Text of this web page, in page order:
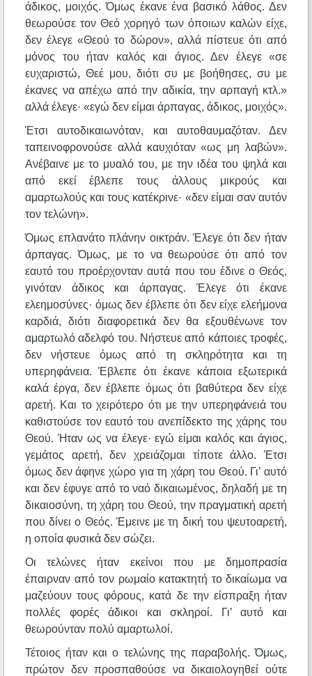
άδικος, μοιχός. Όμως έκανε ένα βασικό λάθος. Δεν
θεωρούσε τον Θεό χορηγό των όποιων καλών είχε,
δεν έλεγε «Θεού το δώρον», αλλά πίστευε ότι από
μόνος του ήταν καλός και άγιος. Δεν έλεγε «σε
ευχαριστώ, Θεέ μου, διότι συ με βοήθησες, συ με
έκανες να απέχω από την αδικία, την αρπαγή κτλ.»
αλλά έλεγε· «εγώ δεν είμαι άρπαγας, άδικος, μοιχός».
Έτσι αυτοδικαιωνόταν, και αυτοθαυμαζόταν. Δεν
ταπεινοφρονούσε αλλά καυχιόταν «ως μη λαβών».
Ανέβαινε με το μυαλό του, με την ιδέα του ψηλά και
από εκεί έβλεπε τους άλλους μικρούς και
αμαρτωλούς και τους κατέκρινε· «δεν είμαι σαν αυτόν
τον τελώνη».
Όμως επλανάτο πλάνην οικτράν. Έλεγε ότι δεν ήταν
άρπαγας. Όμως, με το να θεωρούσε ότι από τον
εαυτό του προέρχονταν αυτά που του έδινε ο Θεός,
γινόταν άδικος και άρπαγας. Έλεγε ότι έκανε
ελεημοσύνες· όμως δεν έβλεπε ότι δεν είχε ελεήμονα
καρδιά, διότι διαφορετικά δεν θα εξουθένωνε τον
αμαρτωλό αδελφό του. Νήστευε από κάποιες τροφές,
δεν νήστευε όμως από τη σκληρότητα και τη
υπερηφάνεια. Έβλεπε ότι έκανε κάποια εξωτερικά
καλά έργα, δεν έβλεπε όμως ότι βαθύτερα δεν είχε
αρετή. Και το χειρότερο ότι με την υπερηφάνειά του
καθιστούσε τον εαυτό του ανεπίδεκτο της χάρης του
Θεού. Ήταν ως να έλεγε· εγώ είμαι καλός και άγιος,
γεμάτος αρετή, δεν χρειάζομαι τίποτε άλλο. Έτσι
όμως δεν άφηνε χώρο για τη χάρη του Θεού. Γι’ αυτό
και δεν έφυγε από το ναό δικαιωμένος, δηλαδή με τη
δικαιοσύνη, τη χάρη του Θεού, την πραγματική αρετή
που δίνει ο Θεός. Έμεινε με τη δική του ψευτοαρετή,
η οποία φυσικά δεν σώζει.
Οι τελώνες ήταν εκείνοι που με δημοπρασία
έπαιρναν από τον ρωμαίο κατακτητή το δικαίωμα να
μαζεύουν τους φόρους, κατά δε την είσπραξη ήταν
πολλές φορές άδικοι και σκληροί. Γι’ αυτό και
θεωρούνταν πολύ αμαρτωλοί.
Τέτοιος ήταν και ο τελώνης της παραβολής. Όμως,
πρώτον δεν προσπαθούσε να δικαιολογηθεί ούτε